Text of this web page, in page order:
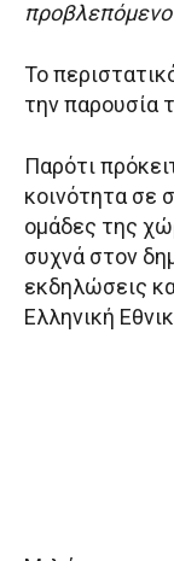
Το
την παρουσία
Παρότι
κοινότητα σε
ομάδες της
συχνά στον
εκδηλώσεις
Ελληνική